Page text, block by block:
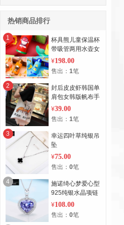
热销商品排行
1
杯具熊儿童保温杯
带吸管两用水壶女
童婴儿小学生男宝
宝幼儿园水杯 升
级316不锈钢 官方
正品 终身置换
¥198.00
售出： 1笔
2
封后皮皮虾韩国单
肩包女韩版帆布手
提袋
¥39.00
售出： 1笔
3
幸运四叶草纯银吊
坠
¥75.00
售出： 0笔
4
施诺绮心梦爱心型
925纯银水晶项链
采用施华洛世奇元
素水晶吊坠
¥108.00
售出： 0笔